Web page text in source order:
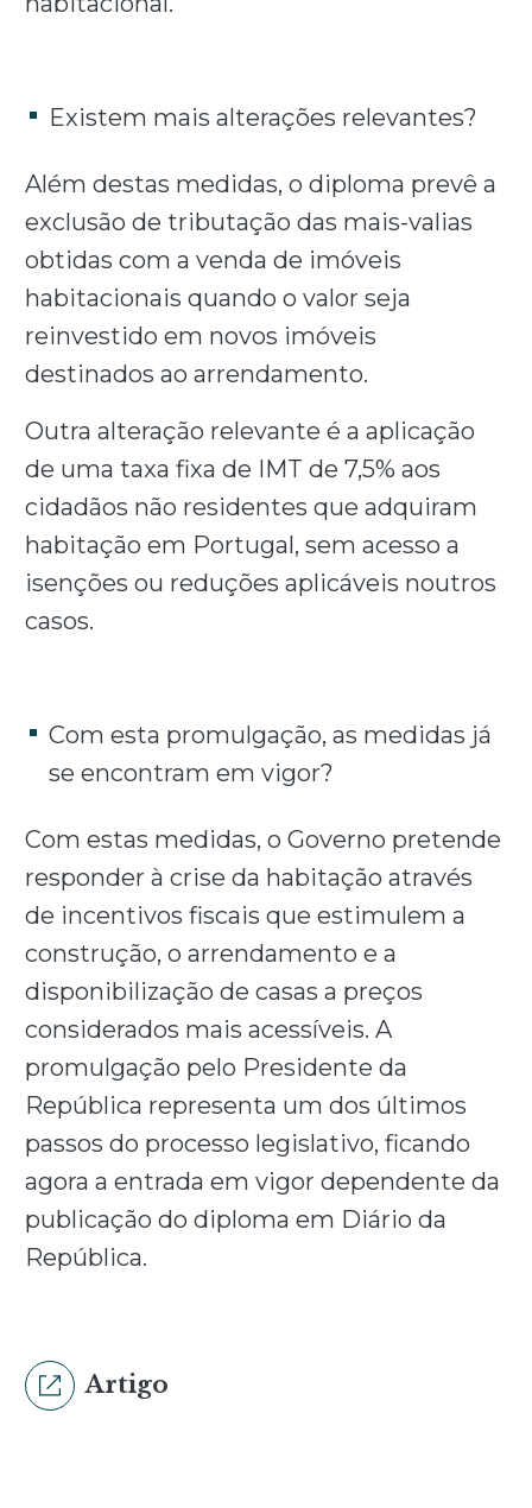
Existem mais alterações relevantes?
Além destas medidas, o diploma prevê a
exclusão de tributação das mais-valias
obtidas com a venda de imóveis
habitacionais quando o valor seja
reinvestido em novos imóveis
destinados ao arrendamento.
Outra alteração relevante é a aplicação
de uma taxa fixa de IMT de 7,5% aos
cidadãos não residentes que adquiram
habitação em Portugal, sem acesso a
isenções ou reduções aplicáveis noutros
casos.
Com esta promulgação, as medidas já
se encontram em vigor?
Com estas medidas, o Governo pretende
responder à crise da habitação através
de incentivos fiscais que estimulem a
construção, o arrendamento e a
disponibilização de casas a preços
considerados mais acessíveis. A
promulgação pelo Presidente da
República representa um dos últimos
passos do processo legislativo, ficando
agora a entrada em vigor dependente da
publicação do diploma em Diário da
República.
Artigo